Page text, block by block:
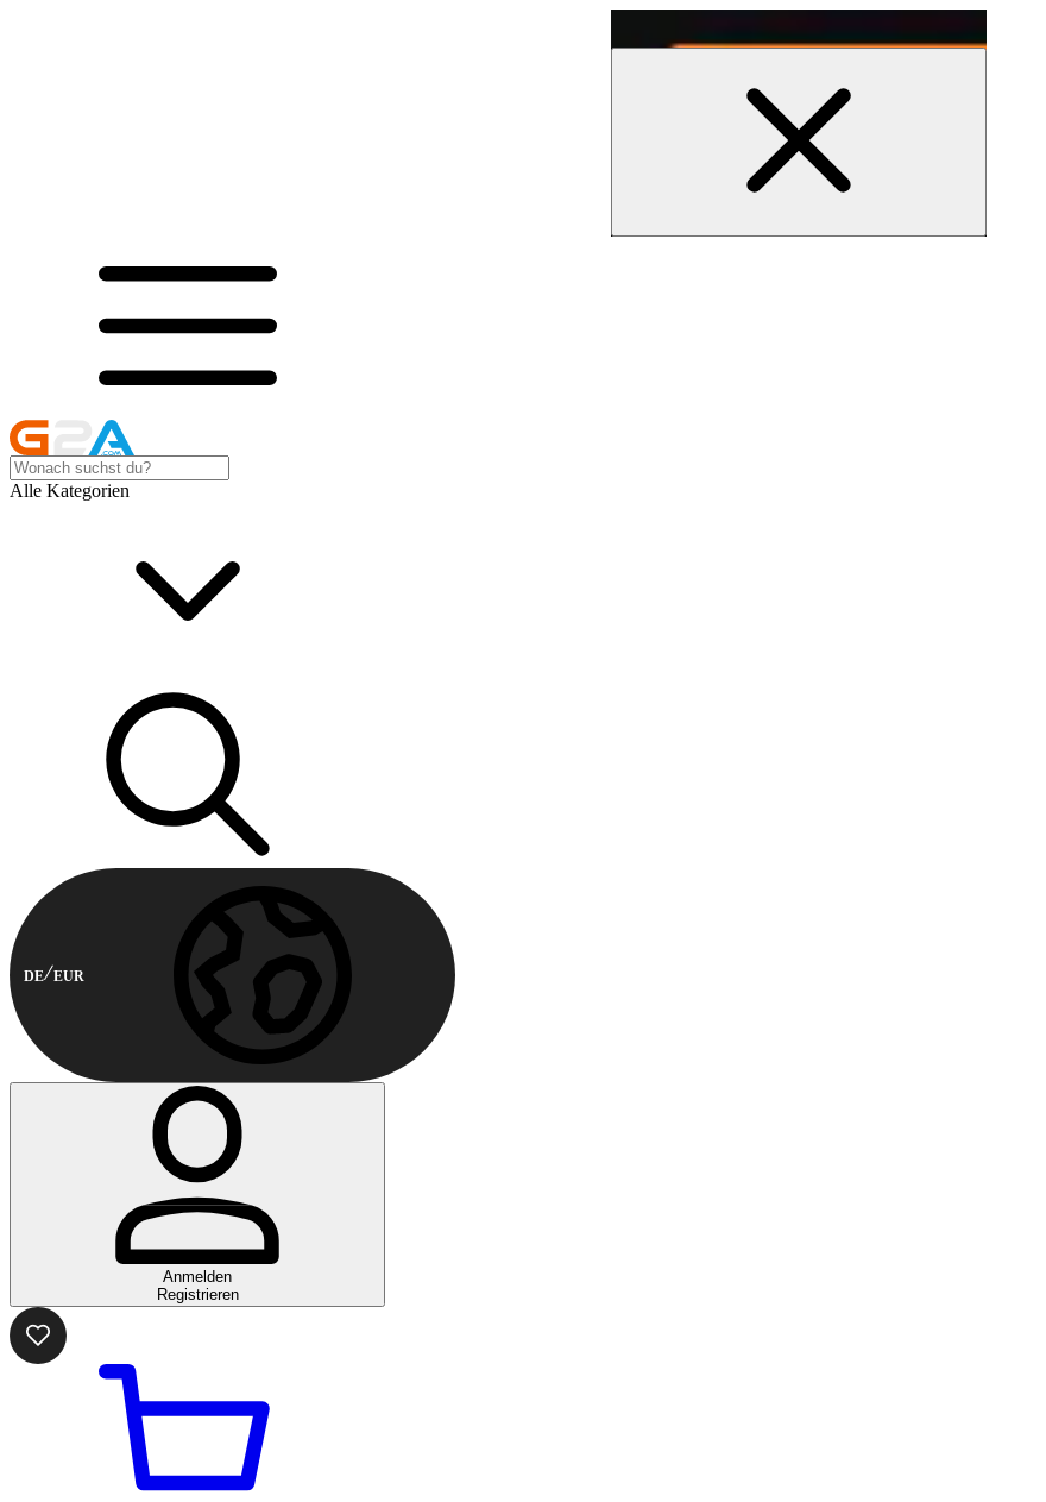
Alle Kategorien
DE EUR
Anmelden
Registrieren